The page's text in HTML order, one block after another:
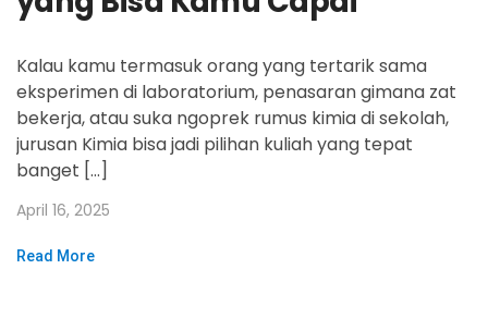
Kalau kamu termasuk orang yang tertarik sama
eksperimen di laboratorium, penasaran gimana zat
bekerja, atau suka ngoprek rumus kimia di sekolah,
jurusan Kimia bisa jadi pilihan kuliah yang tepat
banget […]
April 16, 2025
Read More